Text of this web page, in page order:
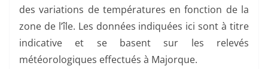
des variations de températures en fonction de la
zone de l’île. Les données indiquées ici sont à titre
indicative et se basent sur les relevés
météorologiques effectués à Majorque.